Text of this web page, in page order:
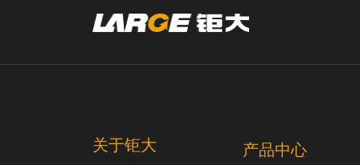
关于钜大 产品中心